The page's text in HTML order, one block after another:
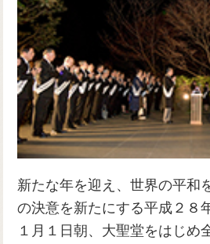
新たな年を迎え、世界の平和
の決意を新たにする平成２８
１月１日朝、大聖堂をはじめ